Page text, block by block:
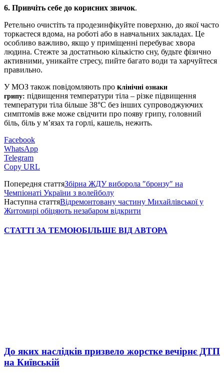
6. Привчіть себе до корисних звичок.
Ретельно очистіть та продезинфікуйте поверхню, до якої часто
торкаєтеся вдома, на роботі або в навчальних закладах. Це
особливо важливо, якщо у приміщенні перебуває хвора
людина. Стежте за достатньою кількістю сну, будьте фізично
активними, уникайте стресу, пийте багато води та харчуйтеся
правильно.
У МОЗ також повідомляють про клінічні ознаки
грипу: підвищення температури тіла – різке підвищення
температури тіла більше 38°С без інших супроводжуючих
симптомів вже може свідчити про появу грипу, головний
біль, біль у м’язах та горлі, кашель, нежить.
Facebook
WhatsApp
Telegram
Copy URL
Попередня статтяЗбірна ЖДУ виборола ″бронзу″ на
Чемпіонаті України з волейболу
Наступна статтяВідремонтовану частину Михайлівської у
Житомирі обіцяють незабаром відкрити
СТАТТІ ЗА ТЕМОЮБІЛЬШЕ ВІД АВТОРА
До яких наслідків призвело жорстке вечірнє ДТП
на Київській